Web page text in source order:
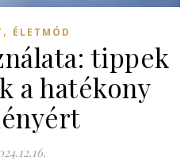
, ÉLETMÓD
tippek
a hatékony